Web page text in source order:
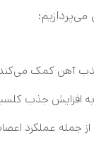
آهن کمک می‌کند
به افزایش
از جمله